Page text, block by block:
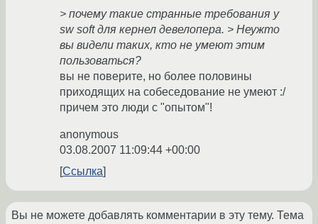
> почему такие странные требования у
sw soft для кернел девелопера. > Неужто
вы видели таких, кто не умеют этим
пользоваться?
вы не поверите, но более половины
приходящих на собеседование не умеют :/
причем это люди с "опытом"!
anonymous
03.08.2007 11:09:44 +00:00
Ссылка
Вы не можете добавлять комментарии в эту тему. Тема